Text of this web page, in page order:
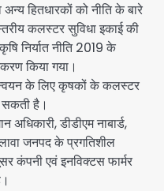
हितधारकों को नीति के बारे
कलस्टर सुविधा इकाई की
निर्यात नीति 2019 के
किया गया।
के लिए कृषकों के कलस्टर
सकती है।
डीडीएम नाबार्ड,
जनपद के प्रगतिशील
कंपनी एवं इनविक्टस फार्मर